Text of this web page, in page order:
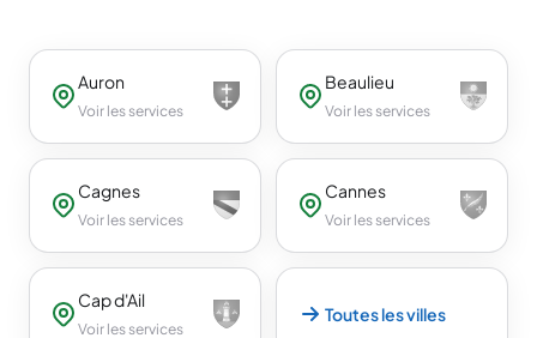
Auron
Voir les services
Beaulieu
Voir les services
Cagnes
Voir les services
Cannes
Voir les services
Cap d'Ail
Voir les services
Toutes les villes